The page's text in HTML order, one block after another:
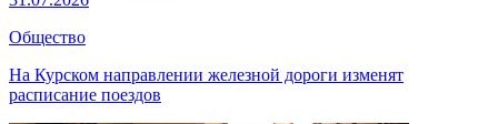
Общество
На Курском направлении железной дороги изменят
расписание поездов